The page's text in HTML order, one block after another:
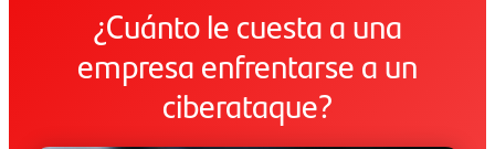
¿Cuánto le cuesta a una
empresa enfrentarse a un
ciberataque?